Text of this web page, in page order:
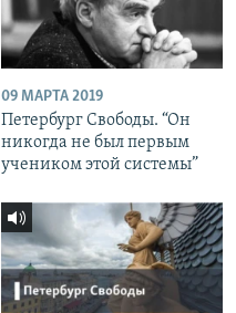
09 МАРТА 2019
Петербург Свободы. “Он
никогда не был первым
учеником этой системы”